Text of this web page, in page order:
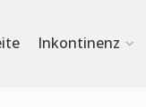
Inkontinenz